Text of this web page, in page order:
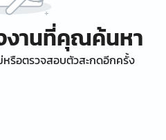
งานที่คุณค้นหา
รือตรวจสอบตัวสะกดอีกครั้ง